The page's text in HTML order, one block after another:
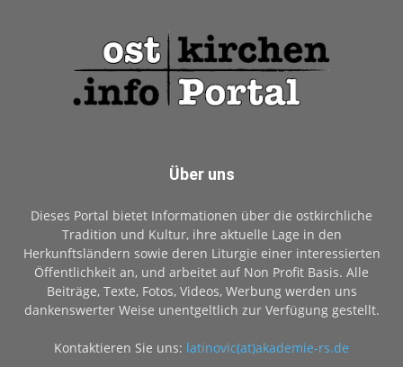
Über uns
Dieses Portal bietet Informationen über die ostkirchliche
Tradition und Kultur, ihre aktuelle Lage in den
Herkunftsländern sowie deren Liturgie einer interessierten
Öffentlichkeit an, und arbeitet auf Non Profit Basis. Alle
Beiträge, Texte, Fotos, Videos, Werbung werden uns
dankenswerter Weise unentgeltlich zur Verfügung gestellt.
Kontaktieren Sie uns: latinovic(at)akademie-rs.de